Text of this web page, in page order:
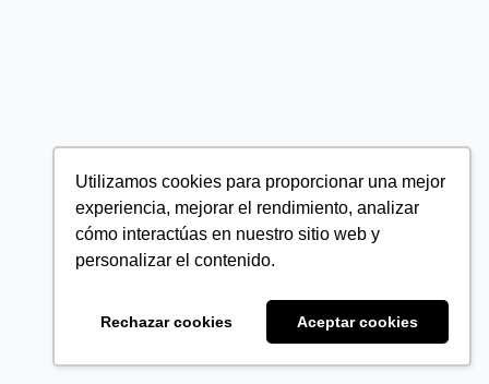
Utilizamos cookies para proporcionar una mejor
experiencia, mejorar el rendimiento, analizar
cómo interactúas en nuestro sitio web y
personalizar el contenido.
Rechazar cookies Aceptar cookies